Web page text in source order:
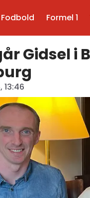
Fodbold Formel 1
Gidsel i
13:46